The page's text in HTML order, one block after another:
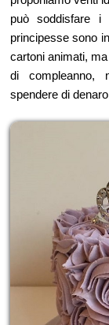
può soddisfare i
principesse sono
cartoni animati,
di compleanno,
spendere di